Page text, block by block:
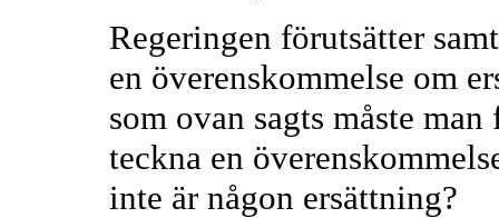
Regeringen förutsätter
en överenskommelse om
som ovan sagts måste
teckna en
inte är någon ersättning?